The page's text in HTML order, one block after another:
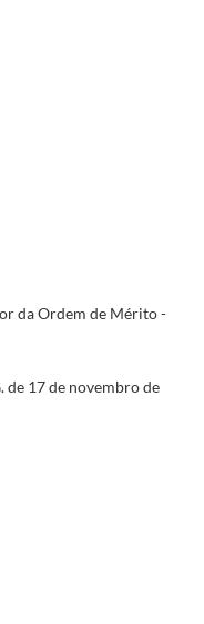
da Ordem de Mérito -
de 17 de novembro de